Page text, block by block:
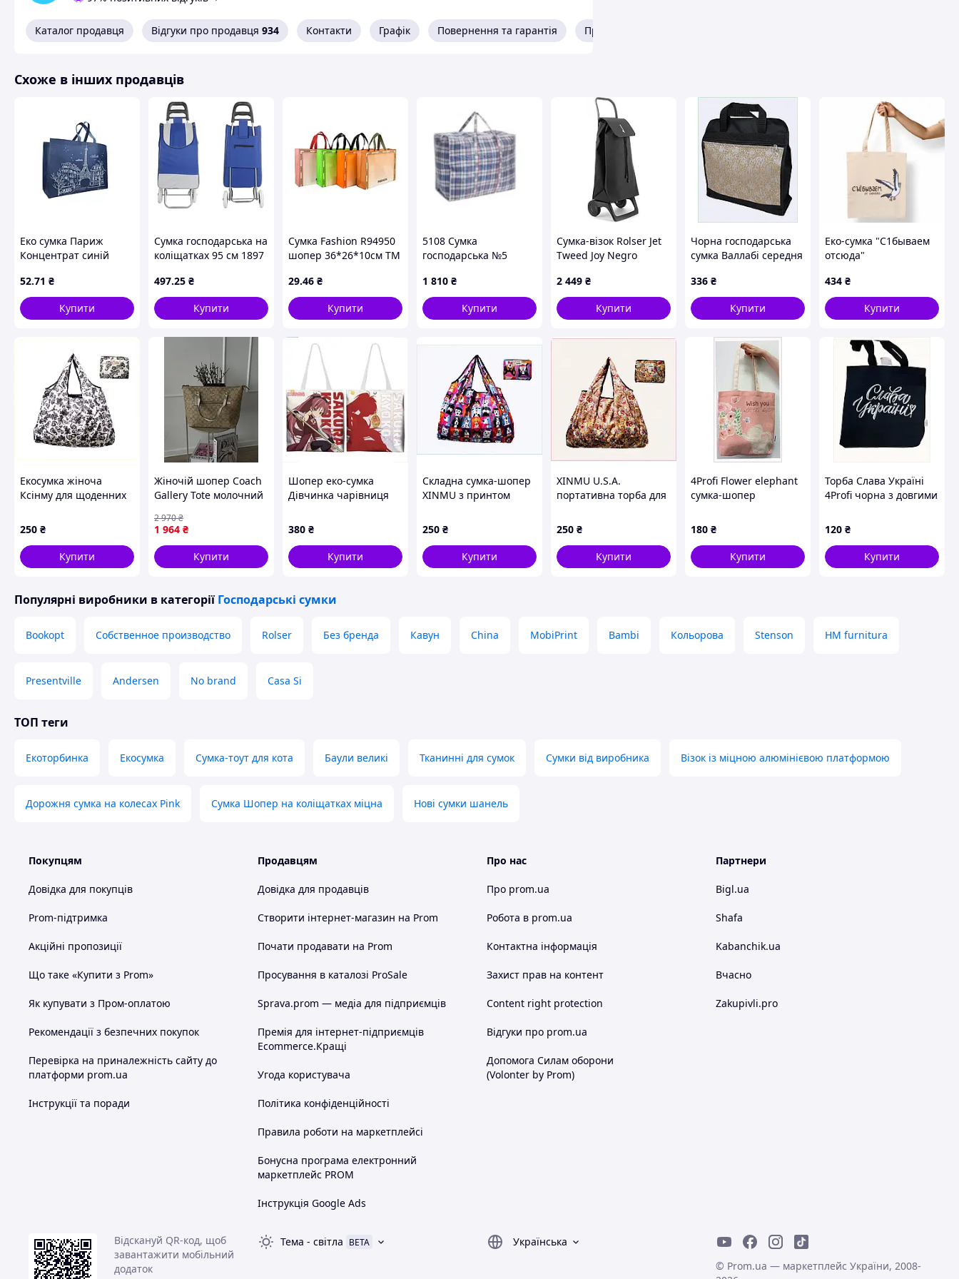
Каталог продавця Відгуки про продавця 934 Контакти Графік Повернення та гарантія Про продавця
Схоже в інших продавців
Еко сумка Париж
Концентрат синій
500мм ТМ RendPak
52.71 ₴
Купити
Сумка господарська на
коліщатках 95 см 1897
Синя
497.25 ₴
Купити
Сумка Fashion R94950
шопер 36*26*10см ТМ
29.46 ₴
Купити
5108 Сумка
господарська №5
1 810 ₴
Купити
Сумка-візок Rolser Jet
Tweed Joy Negro
2 449 ₴
Купити
Чорна господарська
сумка Валлабі середня
336 ₴
Купити
Еко-сумка "С1бываем
отсюда"
434 ₴
Купити
Екосумка жіноча
Ксінму для щоденних
250 ₴
Купити
Жіночій шопер Coach
Gallery Tote молочний
1 964 ₴
2 970₴
Купити
Шопер еко-сумка
Дівчинка чарівниця
Puella Magi Madoka
Kyoko Sakura 33 х 37
см двосторонній
380 ₴
Купити
Складна сумка-шопер
XINMU з принтом
870CB5502
250 ₴
Купити
XINMU U.S.A.
портативна торба для
250 ₴
Купити
4Profi Flower elephant
сумка-шопер
M868B14B75
180 ₴
Купити
Торба Слава Україні
4Profi чорна з довгими
120 ₴
Купити
Популярні виробники в категорії Господарські сумки
Bookopt Собственное производство Rolser Без бренда Кавун China MobiPrint Bambi Кольорова Stenson HM furnitura
Presentville Andersen No brand Casa Si
ТОП теги
Екоторбинка Екосумка Сумка-тоут для кота Баули великі Тканинні для сумок Сумки від виробника Візок із міцною алюмінієвою платформою
Дорожня сумка на колесах Pink Сумка Шопер на коліщатках міцна Нові сумки шанель
Покупцям
Довідка для покупців
Prom-підтримка
Акційні пропозиції
Що таке «Купити з Prom»
Як купувати з Пром-оплатою
Рекомендації з безпечних покупок
Перевірка на приналежність сайту до
платформи prom.ua
Інструкції та поради
Продавцям
Довідка для продавців
Створити інтернет-магазин на Prom
Почати продавати на Prom
Просування в каталозі ProSale
Sprava.prom — медіа для підприємців
Премія для інтернет-підприємців
Ecommerce.Кращі
Угода користувача
Політика конфіденційності
Правила роботи на маркетплейсі
Бонусна програма електронний
маркетплейс PROM
Інструкція Google Ads
Про нас
Про prom.ua
Робота в prom.ua
Контактна інформація
Захист прав на контент
Content right protection
Відгуки про prom.ua
Допомога Силам оборони
(Volonter by Prom)
Партнери
Bigl.ua
Shafa
Kabanchik.ua
Вчасно
Zakupivli.pro
Відскануй QR-код, щоб
завантажити мобільний
додаток
Тема - світла BETA
Українська
© Prom.ua — маркетплейс України, 2008-